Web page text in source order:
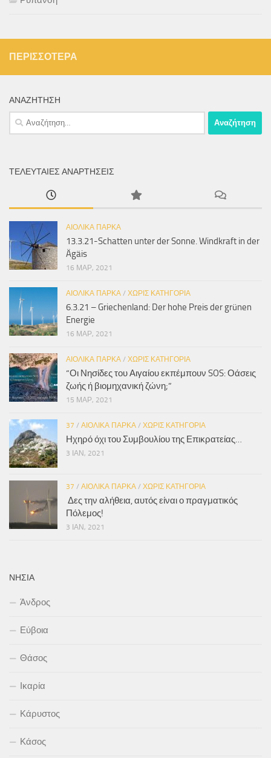
ΠΕΡΙΣΣΌΤΕΡΑ
ΑΝΑΖΉΤΗΣΗ
Αναζήτηση
για:
ΤΕΛΕΥΤΑΊΕΣ ΑΝΑΡΤΉΣΕΙΣ
ΑΙΟΛΙΚΆ ΠΆΡΚΑ
13.3.21-Schatten unter der Sonne. Windkraft in der
Ägäis
16 ΜΑΡ, 2021
ΑΙΟΛΙΚΆ ΠΆΡΚΑ / ΧΩΡΊΣ ΚΑΤΗΓΟΡΊΑ
6.3.21 – Griechenland: Der hohe Preis der grünen
Energie
16 ΜΑΡ, 2021
ΑΙΟΛΙΚΆ ΠΆΡΚΑ / ΧΩΡΊΣ ΚΑΤΗΓΟΡΊΑ
“Οι Νησίδες του Αιγαίου εκπέμπουν SOS: Οάσεις
ζωής ή βιομηχανική ζώνη;”
15 ΜΑΡ, 2021
37 / ΑΙΟΛΙΚΆ ΠΆΡΚΑ / ΧΩΡΊΣ ΚΑΤΗΓΟΡΊΑ
Ηχηρό όχι του Συμβουλίου της Επικρατείας…
3 ΙΑΝ, 2021
37 / ΑΙΟΛΙΚΆ ΠΆΡΚΑ / ΧΩΡΊΣ ΚΑΤΗΓΟΡΊΑ
Δες την αλήθεια, αυτός είναι ο πραγματικός
Πόλεμος!
3 ΙΑΝ, 2021
ΝΗΣΙΆ
Άνδρος
Εύβοια
Θάσος
Ικαρία
Κάρυστος
Κάσος